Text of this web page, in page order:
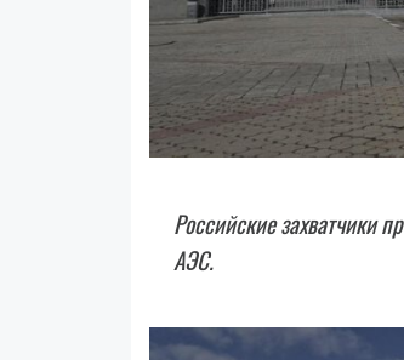
Российские захватчики
АЭС.